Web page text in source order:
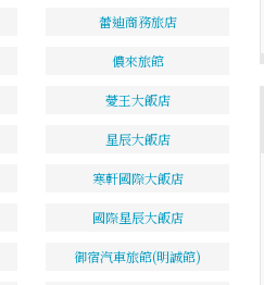
蕾迪商務旅店
儂來旅館
薆王大飯店
星辰大飯店
寒軒國際大飯店
國際星辰大飯店
御宿汽車旅館(明誠館)